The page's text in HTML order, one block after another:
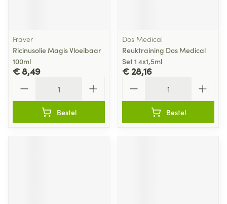
Fraver
Ricinusolie Magis Vloeibaar
100ml
€ 8,49
Bestel
Dos Medical
Reuktraining Dos Medical
Set 1 4x1,5ml
€ 28,16
Bestel